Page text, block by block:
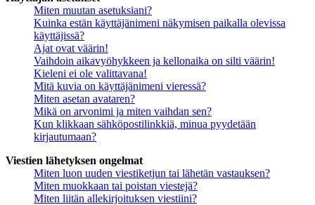
Miten muutan asetuksiani?
Kuinka estän käyttäjänimeni näkymisen paikalla olevissa
käyttäjissä?
Ajat ovat väärin!
Vaihdoin aikavyöhykkeen ja kellonaika on silti väärin!
Kieleni ei ole valittavana!
Mitä kuvia on käyttäjänimeni vieressä?
Miten asetan avataren?
Mikä on arvonimi ja miten vaihdan sen?
Kun klikkaan sähköpostilinkkiä, minua pyydetään
kirjautumaan?
Viestien lähetyksen ongelmat
Miten luon uuden viestiketjun tai lähetän vastauksen?
Miten muokkaan tai poistan viestejä?
Miten liitän allekirjoituksen viestiini?